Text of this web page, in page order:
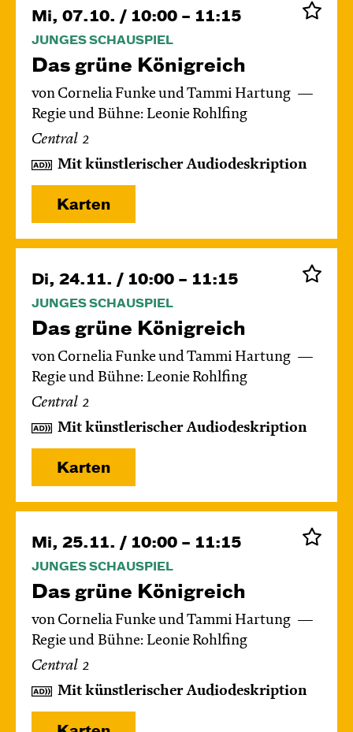
Mi, 07.10. / 10:00 – 11:15
JUNGES SCHAUSPIEL
Das grüne König­reich
von Cornelia Funke und Tammi Hartung
Regie und Bühne: Leonie Rohlfing
Central 2
Mit künstlerischer Audiodeskription
Karten
Di, 24.11. / 10:00 – 11:15
JUNGES SCHAUSPIEL
Das grüne König­reich
von Cornelia Funke und Tammi Hartung
Regie und Bühne: Leonie Rohlfing
Central 2
Mit künstlerischer Audiodeskription
Karten
Mi, 25.11. / 10:00 – 11:15
JUNGES SCHAUSPIEL
Das grüne König­reich
von Cornelia Funke und Tammi Hartung
Regie und Bühne: Leonie Rohlfing
Central 2
Mit künstlerischer Audiodeskription